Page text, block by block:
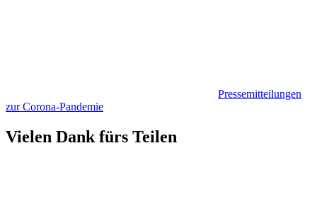
Pressemitteilungen
zur Corona-Pandemie
Vielen Dank fürs Teilen